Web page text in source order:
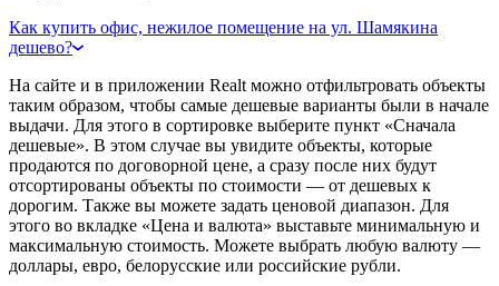
Как купить офис, нежилое помещение на ул. Шамякина
дешево?
На сайте и в приложении Realt можно отфильтровать объекты
таким образом, чтобы самые дешевые варианты были в начале
выдачи. Для этого в сортировке выберите пункт «Сначала
дешевые». В этом случае вы увидите объекты, которые
продаются по договорной цене, а сразу после них будут
отсортированы объекты по стоимости — от дешевых к
дорогим. Также вы можете задать ценовой диапазон. Для
этого во вкладке «Цена и валюта» выставьте минимальную и
максимальную стоимость. Можете выбрать любую валюту —
доллары, евро, белорусские или российские рубли.